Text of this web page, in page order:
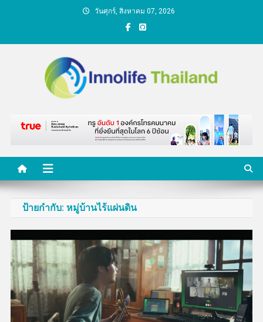
วันศุกร์, สิงหาคม 07, 2026
คนกับความคิด ชีวิตกับ
นวัตกรรม
ป้ายกำกับ: หมู่บ้านไร้แผ่นดิน